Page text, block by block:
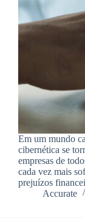
Em um mundo
cibernética se
empresas de
cada vez mais
prejuízos
Accurate